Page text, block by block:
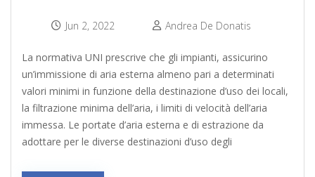
Jun 2, 2022 Andrea De Donatis
La normativa UNI prescrive che gli impianti, assicurino
un’immissione di aria esterna almeno pari a determinati
valori minimi in funzione della destinazione d’uso dei locali,
la filtrazione minima dell’aria, i limiti di velocità dell’aria
immessa. Le portate d’aria esterna e di estrazione da
adottare per le diverse destinazioni d’uso degli